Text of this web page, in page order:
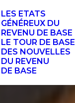
LES ETATS
GÉNÉREUX DU
REVENU DE BASE
LE TOUR DE BASE
DES NOUVELLES
DU REVENU
DE BASE